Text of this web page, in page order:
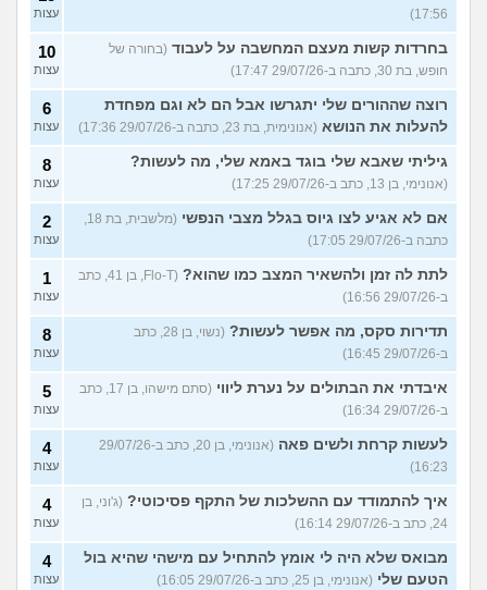
17:56)
עצות
בחרדות קשות מעצם המחשבה על לעבוד (בחורה של
חופש, בת 30, כתבה ב-29/07/26 17:47)
10
עצות
רוצה שההורים שלי יתגרשו אבל הם לא וגם מפחדת
להעלות את הנושא (אנונימית, בת 23, כתבה ב-29/07/26 17:36)
6
עצות
גיליתי שאבא שלי בוגד באמא שלי, מה לעשות?
(אנונימי, בן 13, כתב ב-29/07/26 17:25)
8
עצות
אם לא אגיע לצו גיוס בגלל מצבי הנפשי
(מלשבית, בת 18,
כתבה ב-29/07/26 17:05)
2
עצות
לתת לה זמן ולהשאיר המצב כמו שהוא?
(Flo-T, בן 41, כתב
ב-29/07/26 16:56)
1
עצות
תדירות סקס, מה אפשר לעשות?
(נשוי, בן 28, כתב
ב-29/07/26 16:45)
8
עצות
איבדתי את הבתולים על נערת ליווי
(סתם מישהו, בן 17, כתב
ב-29/07/26 16:34)
5
עצות
לעשות קרחת ולשים פאה
(אנונימי, בן 20, כתב ב-29/07/26
16:23)
4
עצות
איך להתמודד עם ההשלכות של התקף פסיכוטי? (ג'וני, בן
24, כתב ב-29/07/26 16:14)
4
עצות
מבואס שלא היה לי אומץ להתחיל עם מישהי שהיא בול
הטעם שלי (אנונימי, בן 25, כתב ב-29/07/26 16:05)
4
עצות